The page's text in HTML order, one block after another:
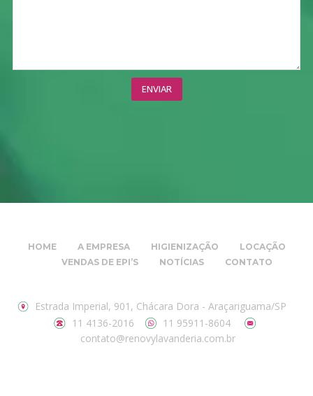
HOME A EMPRESA HIGIENIZAÇÃO
LOCAÇÃO
VENDAS DE EPI’S
NOTÍCIAS CONTATO
Estrada Imperial, 901, Chácara Dora - Araçariguama/SP
11 4136-2016
11 95911-8604
contato@renovylavanderia.com.br